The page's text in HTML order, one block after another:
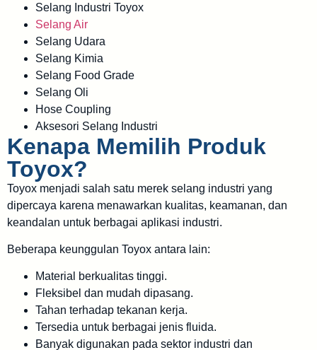
Selang Industri Toyox
Selang Air
Selang Udara
Selang Kimia
Selang Food Grade
Selang Oli
Hose Coupling
Aksesori Selang Industri
Kenapa Memilih Produk
Toyox?
Toyox menjadi salah satu merek selang industri yang
dipercaya karena menawarkan kualitas, keamanan, dan
keandalan untuk berbagai aplikasi industri.
Beberapa keunggulan Toyox antara lain:
Material berkualitas tinggi.
Fleksibel dan mudah dipasang.
Tahan terhadap tekanan kerja.
Tersedia untuk berbagai jenis fluida.
Banyak digunakan pada sektor industri dan